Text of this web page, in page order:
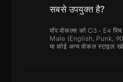
सबसे उपयुक्त है?
पॉप वोकल्स को C3 - E4
Male (English, Punk,
या कोई अन्य वोकल स्टाइल